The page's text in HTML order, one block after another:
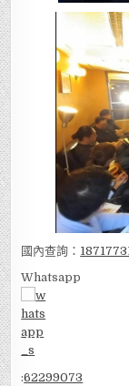
國內查詢：
Whatsapp
:62299073